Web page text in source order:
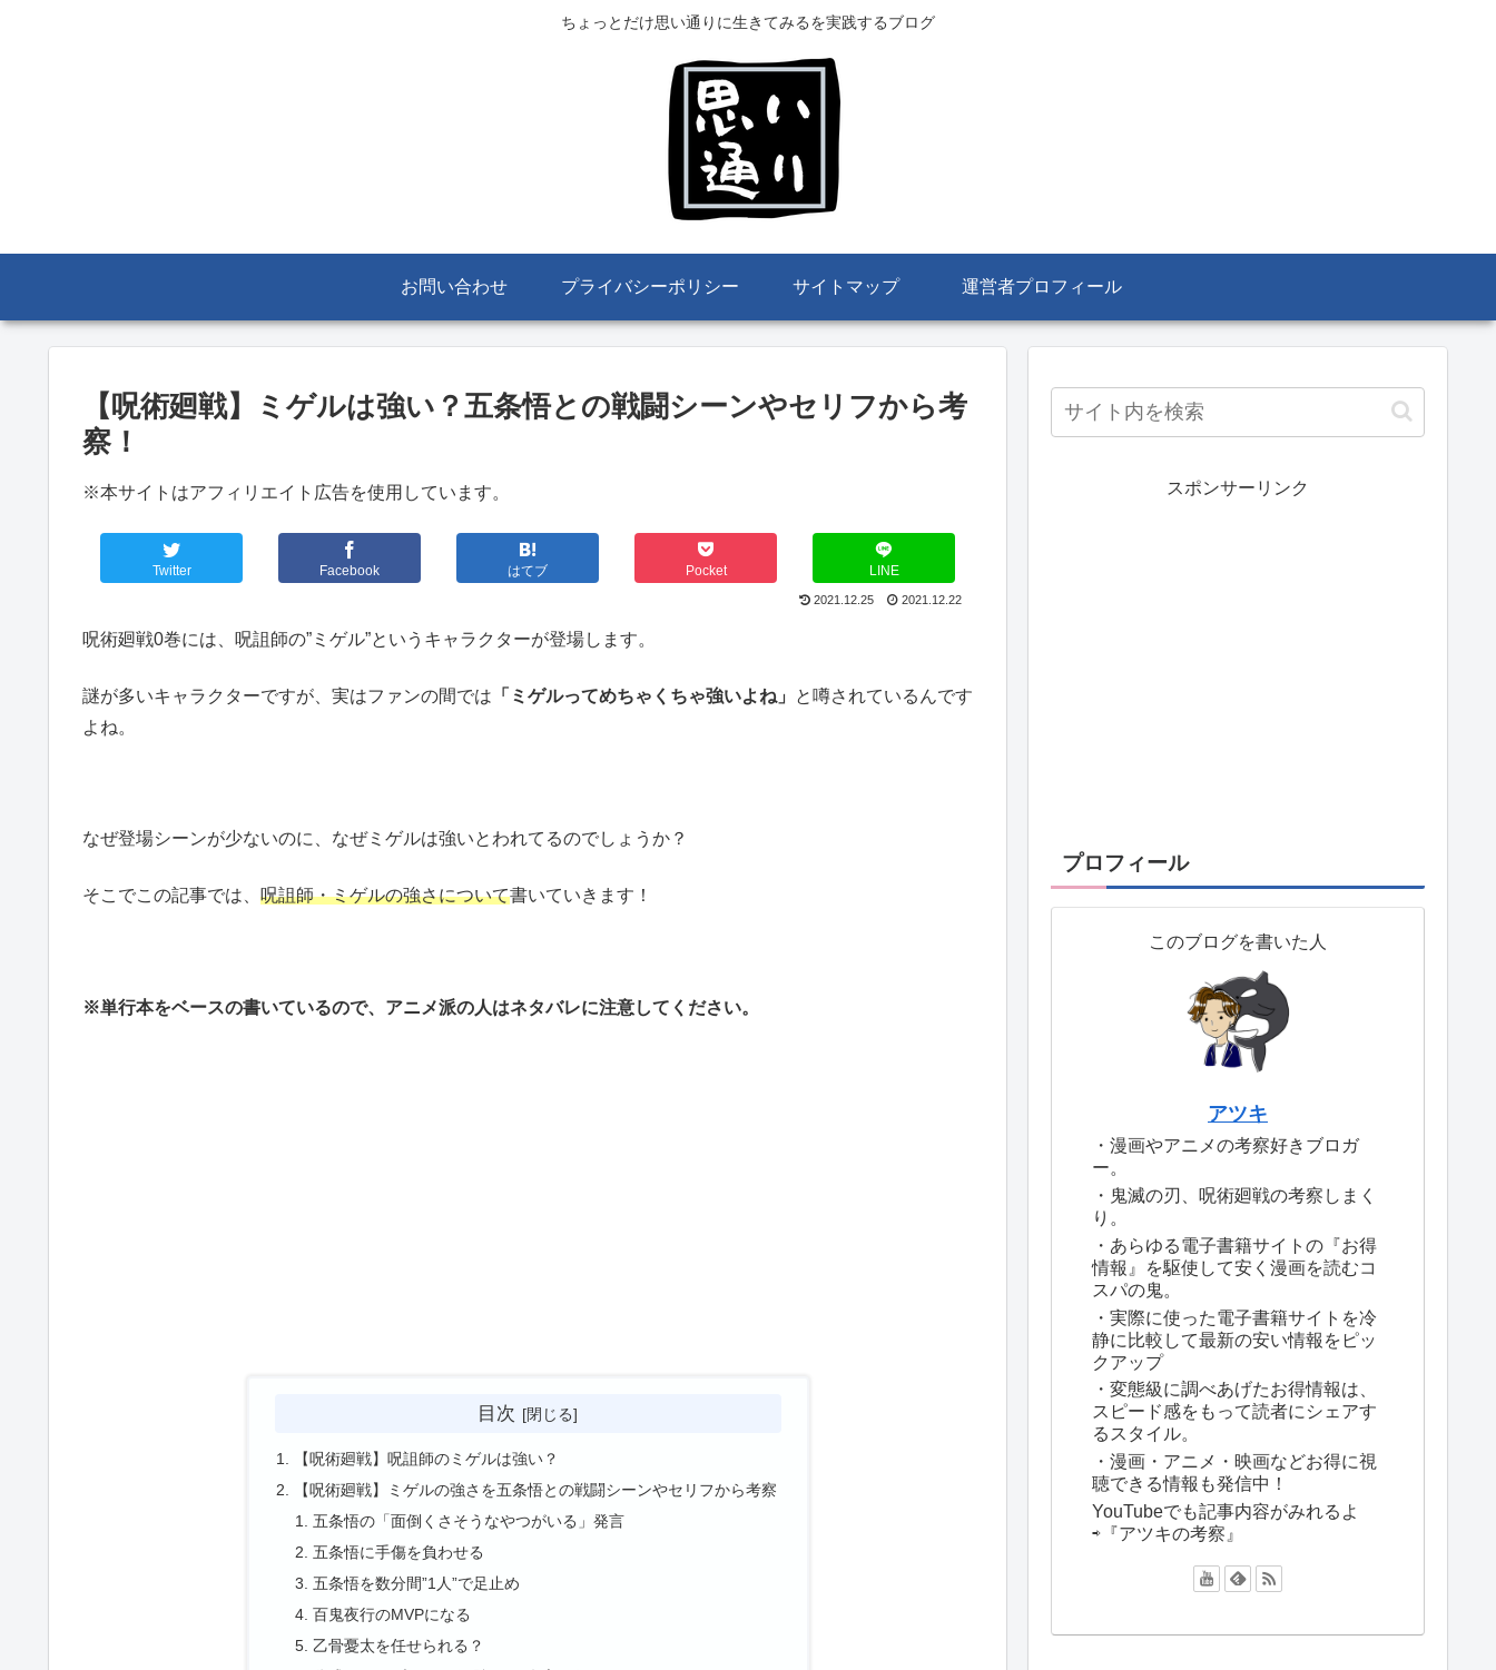
ちょっとだけ思い通りに生きてみるを実践するブログ
お問い合わせ プライバシーポリシー サイトマップ 運営者プロフィール
【呪術廻戦】ミゲルは強い？五条悟との戦闘シーンやセリフから考
察！
※本サイトはアフィリエイト広告を使用しています。
Twitter Facebook はてブ Pocket LINE
2021.12.25 2021.12.22
呪術廻戦0巻には、呪詛師の”ミゲル”というキャラクターが登場します。
謎が多いキャラクターですが、実はファンの間では 「ミゲルってめちゃくちゃ強いよね」
と噂されているんです
よね。
なぜ登場シーンが少ないのに、なぜミゲルは強いとわれてるのでしょうか？
そこでこの記事では、 呪詛師・ミゲルの強さについて書いていきます！
※単行本をベースの書いているので、アニメ派の人はネタバレに注意してください。
目次
【呪術廻戦】呪詛師のミゲルは強い？
【呪術廻戦】ミゲルの強さを五条悟との戦闘シーンやセリフから考察
五条悟の「面倒くさそうなやつがいる」発言
五条悟に手傷を負わせる
五条悟を数分間”1人”で足止め
百鬼夜行のMVPになる
乙骨憂太を任せられる？
スポンサーリンク
プロフィール
このブログを書いた人
アツキ
・漫画やアニメの考察好きブロガ
ー。
・鬼滅の刃、呪術廻戦の考察しまく
り。
・あらゆる電子書籍サイトの『お得
情報』を駆使して安く漫画を読むコ
スパの鬼。
・実際に使った電子書籍サイトを冷
静に比較して最新の安い情報をピッ
クアップ
・変態級に調べあげたお得情報は、
スピード感をもって読者にシェアす
るスタイル。
・漫画・アニメ・映画などお得に視
聴できる情報も発信中！
YouTubeでも記事内容がみれるよ
⇨『アツキの考察』